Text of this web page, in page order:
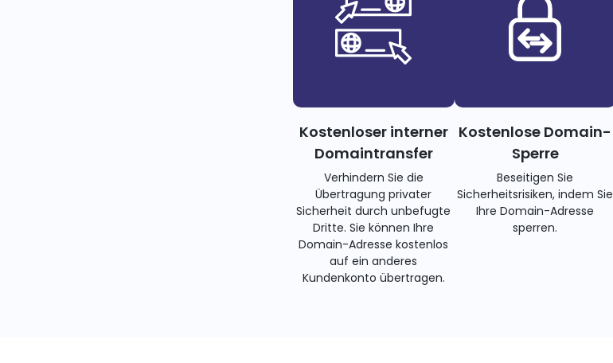
Kostenloser interner
Domaintransfer
Verhindern Sie die
Übertragung privater
Sicherheit durch unbefugte
Dritte. Sie können Ihre
Domain-Adresse kostenlos
auf ein anderes
Kundenkonto übertragen.
Kostenlose Domain-
Sperre
Beseitigen Sie
Sicherheitsrisiken, indem Sie
Ihre Domain-Adresse
sperren.